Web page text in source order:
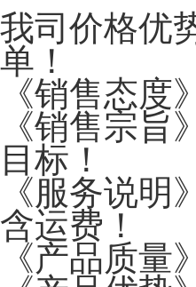
我司价格优
单！
《销售态
《销售宗
目标！
《服务说
含运费！
《产品质量